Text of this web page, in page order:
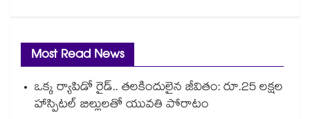
Most Read News
ఒక్క ర్యాపిడో రైడ్.. తలకిందులైన జీవితం: రూ.25 లక్షల
హాస్పిటల్ బిల్లులతో యువతి పోరాటం